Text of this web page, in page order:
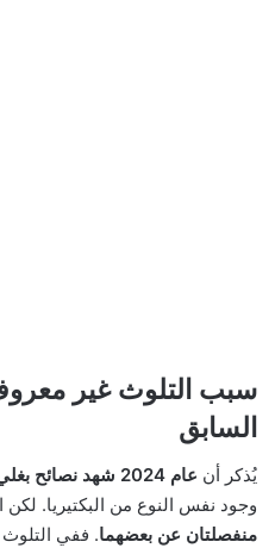
سبب التلوث غير
السابق
يُذكر أن عام 2024 شهد نصائح بغلي مياه الشرب في Goor
وجود نفس النوع من البكتيريا.
منفصلتان عن بعضهما. ففي